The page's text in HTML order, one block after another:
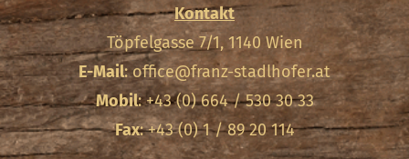
Kontakt
Töpfelgasse 7/1, 1140 Wien
E-Mail:office@franz-stadlhofer.at
Mobil: +43 (0) 664 / 530 30 33
Fax: +43 (0) 1 / 89 20 114